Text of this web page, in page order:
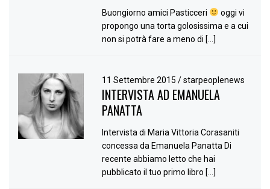
Buongiorno amici Pasticceri
oggi vi
propongo una torta golosissima e a cui
non si potrà fare a meno di […]
11 Settembre 2015/ starpeoplenews
INTERVISTA AD EMANUELA
PANATTA
Intervista di Maria Vittoria Corasaniti
concessa da Emanuela Panatta Di
recente abbiamo letto che hai
pubblicato il tuo primo libro […]